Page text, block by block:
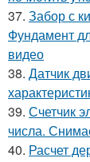
37. Забор с
Фундамент
видео
38. Датчик
39. Счетчик
числа.
40. Расчет